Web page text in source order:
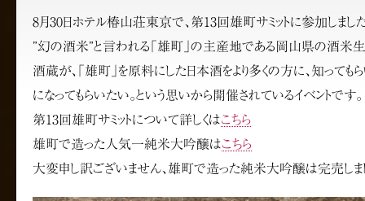
8月30日ホテル椿山荘東京で、第13回雄町サミットに参加しました
”幻の酒米”と言われる「雄町」の主産地である岡山県の酒米
酒蔵が、「雄町」を原料にした日本酒をより多くの方に、知ってもら
になってもらいたい。という思いから開催されているイベントです。
第13回雄町サミットについて詳しくはこちら
雄町で造った人気一純米大吟醸はこちら
大変申し訳ございません、雄町で造った純米大吟醸は完売しま